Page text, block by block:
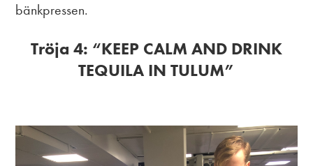
bänkpressen.
Tröja 4: “KEEP CALM AND DRINK
TEQUILA IN TULUM”